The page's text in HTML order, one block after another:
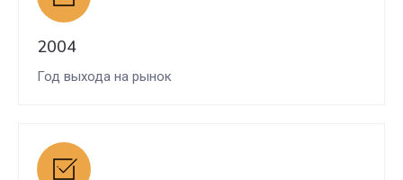
2004
Год выхода на рынок